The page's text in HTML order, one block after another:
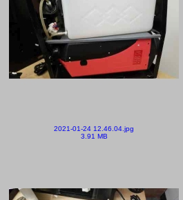
2021-01-24 12.46.04.jpg
3.91 MB